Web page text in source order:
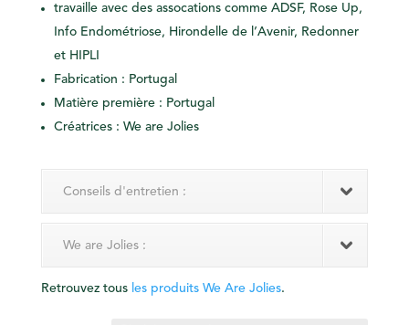
travaille avec des assocationscomme ADSF, Rose Up,
Info Endométriose, Hirondelle de l’Avenir, Redonner
et HIPLI
Fabrication : Portugal
Matière première : Portugal
Créatrices : We are Jolies
Conseils d'entretien :
We are Jolies :
Retrouvez tous les produits We Are Jolies.